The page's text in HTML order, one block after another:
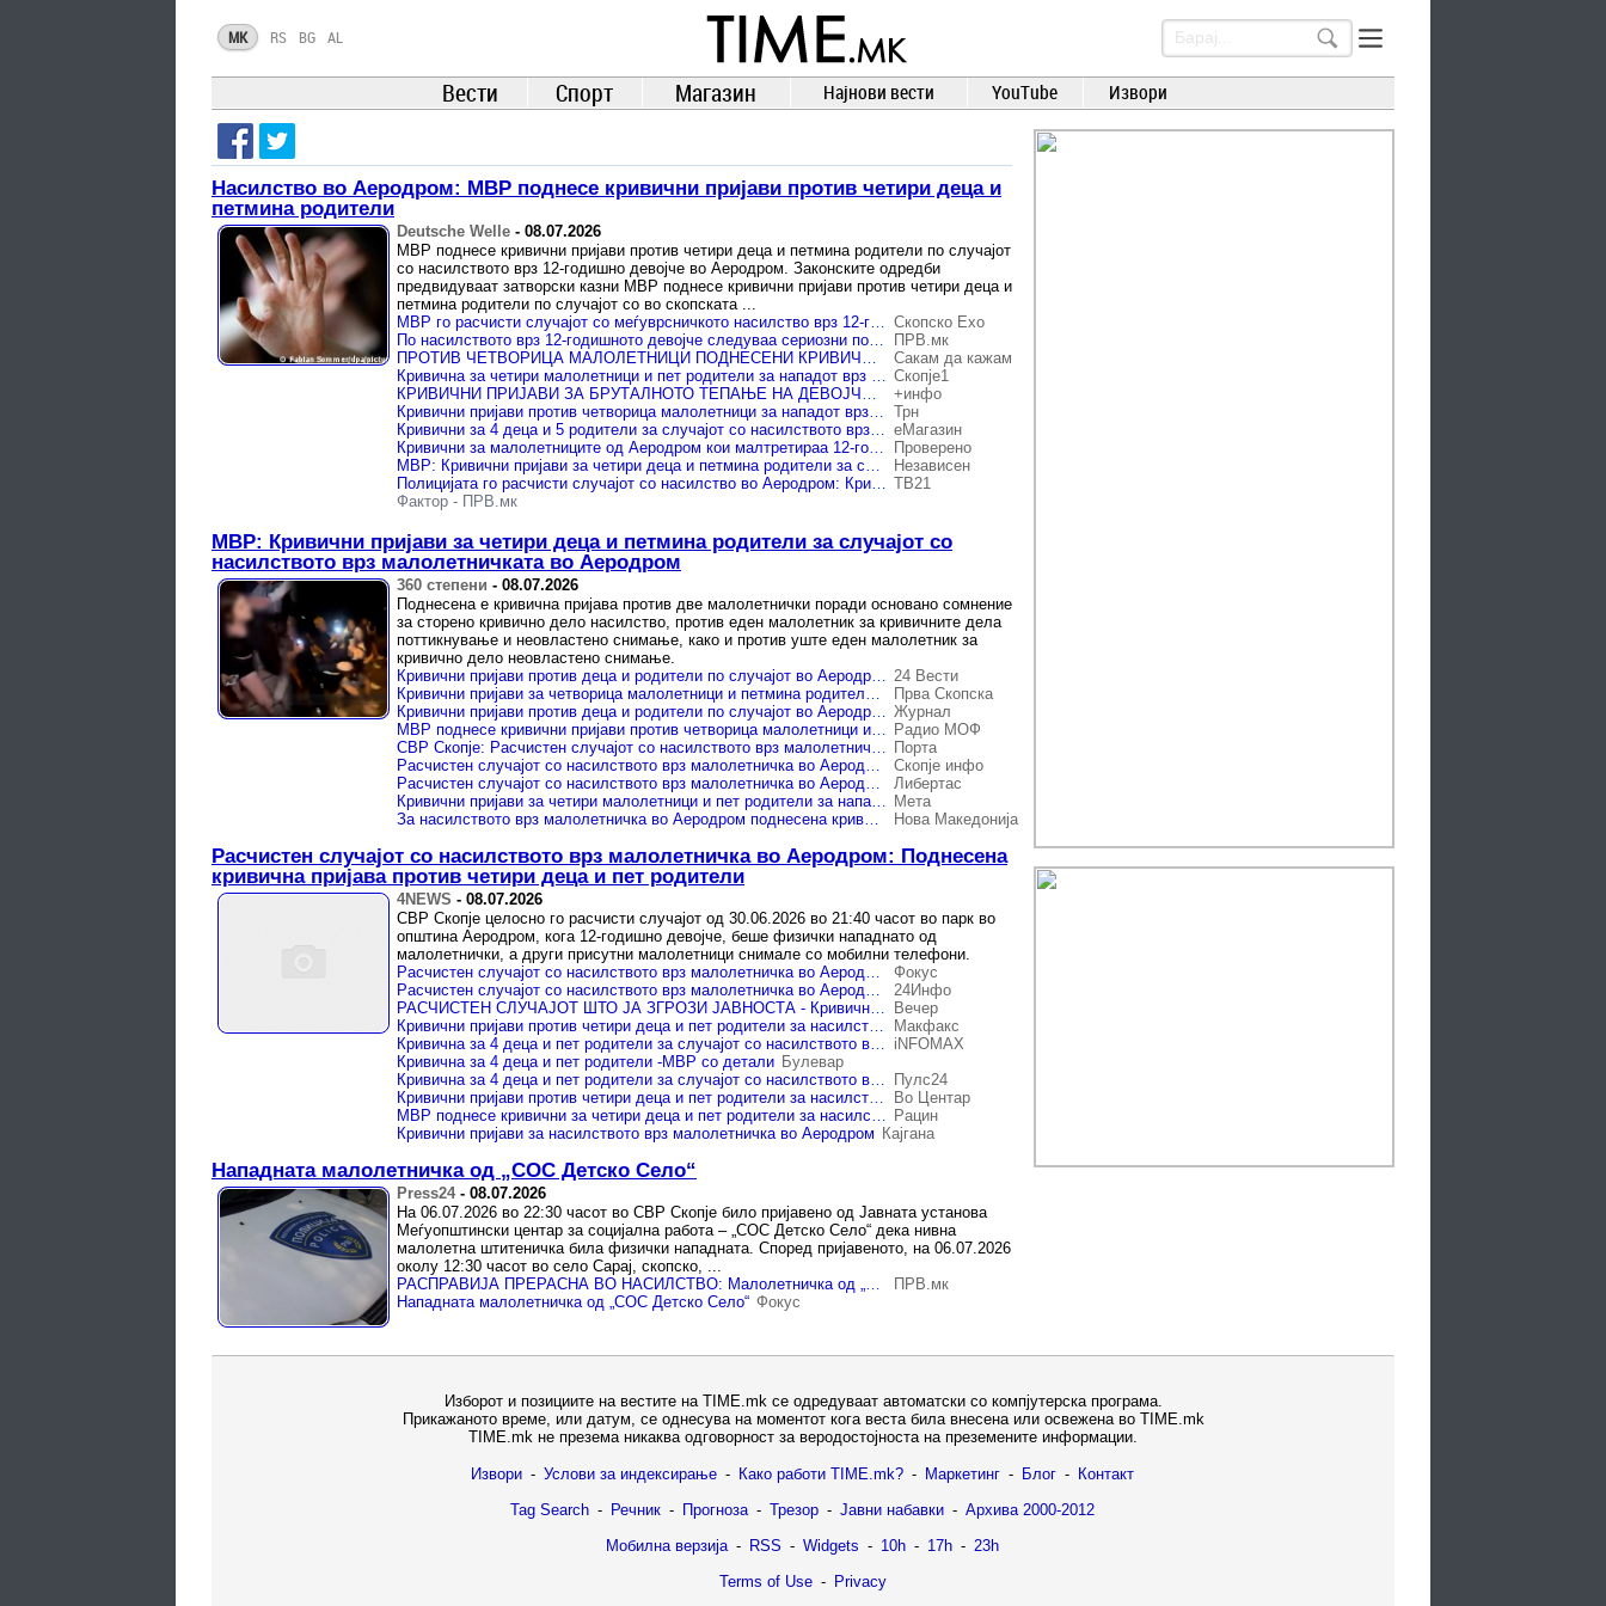
TIME.mk
ВЕСТИ
NEWS
MK RS BG AL
Вести Спорт Магазин Најнови вести YouTube Извори
Насилство во Аеродром: МВР поднесе кривични пријави против четири деца и
петмина родители
Deutsche Welle - 08.07.2026
МВР поднесе кривични пријави против четири деца и петмина родители по случајот
со насилството врз 12-годишно девојче во Аеродром. Законските одредби
предвидуваат затворски казни МВР поднесе кривични пријави против четири деца и
петмина родители по случајот со во скопската ...
МВР го расчисти случајот со меѓуврсничкото насилство врз 12-годишно девојче Скопско Ехо
По насилството врз 12-годишното девојче следуваа сериозни последици – пријавени и родители
ПРВ.мк
ПРОТИВ ЧЕТВОРИЦА МАЛОЛЕТНИЦИ ПОДНЕСЕНИ КРИВИЧНИ ПРИЈАВИ ЗА НАСИЛСТВО, ПОТТИКНУВАЊЕ И НЕОВЛАСТЕНО СНИМАЊЕ ЗА МАЛТРЕТИРАЊЕТО НА 12-ГОДИШНО ДЕВОЈЧЕ ВО АЕРОДРОМ, ПРИЈАВИ ИМА И ПРОТИВ 5 РОДИТЕЛИ
Сакам да кажам
Кривична за четири малолетници и пет родители за нападот врз 12-годишно девојче во Аеродром Скопје1
КРИВИЧНИ ПРИЈАВИ ЗА БРУТАЛНОТО ТЕПАЊЕ НА ДЕВОЈЧЕТО ВО АЕРОДРОМ Ќе одговараат четири деца и петмина родители
+инфо
Кривични пријави против четворица малолетници за нападот врз 12-годишно девојче во Аеродром Трн
Кривични за 4 деца и 5 родители за случајот со насилството врз малолетничка во Аеродром еМагазин
Кривични за малолетниците од Аеродром кои малтретираа 12-годишно девојче
Проверено
МВР: Кривични пријави за четири деца и петмина родители за случајот со насилството врз малолетничката во Аеродром
Независен
Полицијата го расчисти случајот со насилство во Аеродром: Кривични пријави против четири малолетници и пет родители ТВ21
Фактор - ПРВ.мк
МВР: Кривични пријави за четири деца и петмина родители за случајот со
насилството врз малолетничката во Аеродром
360 степени - 08.07.2026
Поднесена е кривична пријава против две малолетнички поради основано сомнение
за сторено кривично дело насилство, против еден малолетник за кривичните дела
поттикнување и неовластено снимање, како и против уште еден малолетник за
кривично дело неовластено снимање.
Кривични пријави против деца и родители по случајот во Аеродром 24 Вести
Кривични пријави за четворица малолетници и петмина родители по нападот во Аеродром
Прва Скопска
Кривични пријави против деца и родители по случајот во Аеродром Журнал
МВР поднесе кривични пријави против четворица малолетници и петмина родители по нападот врз 12-годишно девојче во Аеродром Радио МОФ
СВР Скопје: Расчистен случајот со насилството врз малолетничка во Аеродром, поднесена кривична пријава против четири деца и пет родители Порта
Расчистен случајот со насилството врз малолетничка во Аеродром: Поднесена кривична пријава против четири деца и пет родители
Скопје инфо
Расчистен случајот со насилството врз малолетничка во Аеродром, поднесена кривична пријава против четири деца и пет родители
Либертас
Кривични пријави за четири малолетници и пет родители за нападот врз 12-годишно девојче во Аеродром Мета
За насилството врз малолетничка во Аеродром поднесена кривична пријава против четири деца и пет родители
Нова Македонија
Расчистен случајот со насилството врз малолетничка во Аеродром: Поднесена
кривична пријава против четири деца и пет родители
4NEWS - 08.07.2026
СВР Скопје целосно го расчисти случајот од 30.06.2026 во 21:40 часот во парк во
општина Аеродром, кога 12-годишно девојче, беше физички нападнато од
малолетнички, а други присутни малолетници снимале со мобилни телефони.
Расчистен случајот со насилството врз малолетничка во Аеродром, поднесена кривична пријава против четири деца и пет родители
Фокус
Расчистен случајот со насилството врз малолетничка во Аеродром, поднесена кривична пријава против четири деца и пет родители
24Инфо
РАСЧИСТЕН СЛУЧАЈОТ ШТО ЈА ЗГРОЗИ ЈАВНОСТА - Кривични пријави за четири малолетници и пет родители
Вечер
Кривични пријави против четири деца и пет родители за насилството врз малолетничката во Аеродром
Макфакс
Кривична за 4 деца и пет родители за случајот со насилството врз малолетничката во Аеродром iNFOMAX
Кривична за 4 деца и пет родители -МВР со детали Булевар
Кривична за 4 деца и пет родители за случајот со насилството врз малолетничката во Аеродром
Пулс24
Кривични пријави против четири деца и пет родители за насилството врз малолетничката во Аеродром
Во Центар
МВР поднесе кривични за четири деца и пет родители за насилството врз малолетничката во Аеродром Рацин
Кривични пријави за насилството врз малолетничка во Аеродром Кајгана
Нападната малолетничка од „СОС Детско Село“
Press24- 08.07.2026
На 06.07.2026 во 22:30 часот во СВР Скопје било пријавено од Јавната установа
Меѓуопштински центар за социјална работа – „СОС Детско Село“ дека нивна
малолетна штитеничка била физички нападната. Според пријавеното, на 06.07.2026
околу 12:30 часот во село Сарај, скопско, ...
РАСПРАВИЈА ПРЕРАСНА ВО НАСИЛСТВО: Малолетничка од „СОС Детско Село“ брутално нападната!
ПРВ.мк
Нападната малолетничка од „СОС Детско Село“ Фокус
Изборот и позициите на вестите на TIME.mk се одредуваат автоматски со компјутерска програма.
Прикажаното време, или датум, се однесува на моментот кога веста била внесена или освежена во TIME.mk
TIME.mk не презема никаква одговорност за веродостојноста на преземените информации.
Извори - Услови за индексирање - Како работи TIME.mk? - Маркетинг - Блог - Контакт
Tag Search - Речник - Прогноза - Трезор - Јавни набавки - Архива 2000-2012
Мобилна верзија - RSS - Widgets - 10h - 17h - 23h
Terms of Use - Privacy